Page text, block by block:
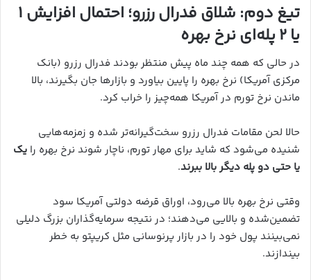
تیغ دوم: شلاق فدرال رزرو؛ احتمال افزایش ۱
یا ۲ پله‌ای نرخ بهره
در حالی که همه چند ماه پیش منتظر بودند فدرال رزرو (بانک
مرکزی آمریکا) نرخ بهره را پایین بیاورد و بازارها جان بگیرند، بالا
ماندن نرخ تورم در آمریکا همه‌چیز را خراب کرد.
حالا لحن مقامات فدرال رزرو سخت‌گیرانه‌تر شده و زمزمه‌هایی
شنیده می‌شود که شاید برای مهار تورم، ناچار شوند نرخ بهره را یک
یا حتی دو پله دیگر بالا ببرند.
وقتی نرخ بهره بالا می‌رود، اوراق قرضه دولتی آمریکا سود
تضمین‌شده و بالایی می‌دهند؛ در نتیجه سرمایه‌گذاران بزرگ دلیلی
نمی‌بینند پول خود را در بازار پرنوسانی مثل کریپتو به خطر
بیندازند.